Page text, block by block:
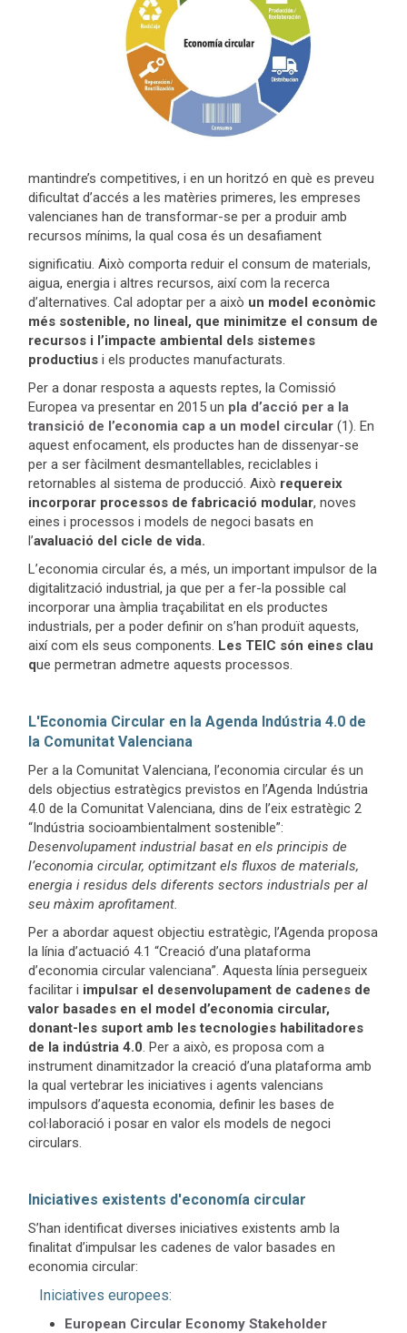
mantindre’s competitives, i en un horitzó en què es preveu
dificultat d’accés a les matèries primeres, les empreses
valencianes han de transformar-se per a produir amb
recursos mínims, la qual cosa és un desafiament
significatiu. Això comporta reduir el consum de materials,
aigua, energia i altres recursos, així com la recerca
d’alternatives. Cal adoptar per a això un model econòmic
més sostenible, no lineal, que minimitze el consum de
recursos i l’impacte ambiental dels sistemes
productius i els productes manufacturats.
Per a donar resposta a aquests reptes, la Comissió
Europea va presentar en 2015 un pla d’acció per a la
transició de l’economia cap a un model circular (1). En
aquest enfocament, els productes han de dissenyar-se
per a ser fàcilment desmantellables, reciclables i
retornables al sistema de producció. Això requereix
incorporar processos de fabricació modular, noves
eines i processos i models de negoci basats en
l’avaluació del cicle de vida.
L’economia circular és, a més, un important impulsor de la
digitalització industrial, ja que per a fer-la possible cal
incorporar una àmplia traçabilitat en els productes
industrials, per a poder definir on s’han produït aquests,
així com els seus components. Les TEIC són eines clau
que permetran admetre aquests processos.
L'Economia Circular en la Agenda Indústria 4.0 de
la Comunitat Valenciana
Per a la Comunitat Valenciana, l’economia circular és un
dels objectius estratègics previstos en l’Agenda Indústria
4.0 de la Comunitat Valenciana, dins de l’eix estratègic 2
“Indústria socioambientalment sostenible”:
Desenvolupament industrial basat en els principis de
l’economia circular, optimitzant els fluxos de materials,
energia i residus dels diferents sectors industrials per al
seu màxim aprofitament.
Per a abordar aquest objectiu estratègic, l’Agenda proposa
la línia d’actuació 4.1 “Creació d’una plataforma
d’economia circular valenciana”. Aquesta línia persegueix
facilitar i impulsar el desenvolupament de cadenes de
valor basades en el model d’economia circular,
donant-les suport amb les tecnologies habilitadores
de la indústria 4.0. Per a això, es proposa com a
instrument dinamitzador la creació d’una plataforma amb
la qual vertebrar les iniciatives i agents valencians
impulsors d’aquesta economia, definir les bases de
col·laboració i posar en valor els models de negoci
circulars.
Iniciatives existents d'economía circular
S’han identificat diverses iniciatives existents amb la
finalitat d’impulsar les cadenes de valor basades en
economia circular:
Iniciatives europees:
European Circular Economy Stakeholder